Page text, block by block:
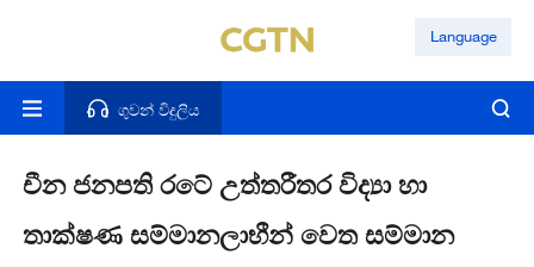
Language
ගුවන් විදුලිය
චීන ජනපති රටේ උත්තරීතර විද්‍යා හා
තාක්ෂණ සම්මානලාභීන් වෙත සම්මාන